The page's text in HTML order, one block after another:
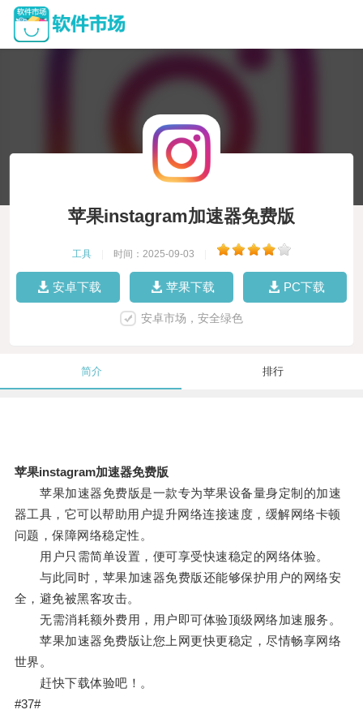
苹果instagram加速器免费版
工具 时间：2025-09-03
安卓下载 苹果下载 PC下载
安卓市场，安全绿色
简介 排行
苹果instagram加速器免费版
苹果加速器免费版是一款专为苹果设备量身定制的加速
器工具，它可以帮助用户提升网络连接速度，缓解网络卡顿
问题，保障网络稳定性。
用户只需简单设置，便可享受快速稳定的网络体验。
与此同时，苹果加速器免费版还能够保护用户的网络安
全，避免被黑客攻击。
无需消耗额外费用，用户即可体验顶级网络加速服务。
苹果加速器免费版让您上网更快更稳定，尽情畅享网络
世界。
赶快下载体验吧！。
#37#